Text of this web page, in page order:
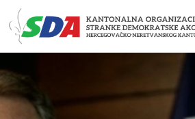
NAMA
DOGAĐAJI